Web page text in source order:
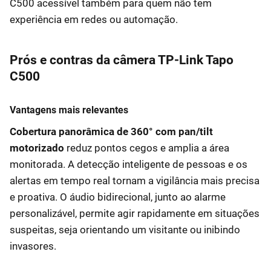
C500 acessível também para quem não tem
experiência em redes ou automação.
Prós e contras da câmera TP-Link Tapo
C500
Vantagens mais relevantes
Cobertura panorâmica de 360° com pan/tilt
motorizado reduz pontos cegos e amplia a área
monitorada. A detecção inteligente de pessoas e os
alertas em tempo real tornam a vigilância mais precisa
e proativa. O áudio bidirecional, junto ao alarme
personalizável, permite agir rapidamente em situações
suspeitas, seja orientando um visitante ou inibindo
invasores.